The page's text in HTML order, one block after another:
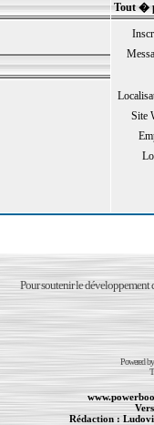
Tout �
Site
Pour soutenir le développement
Powered
Rédaction :